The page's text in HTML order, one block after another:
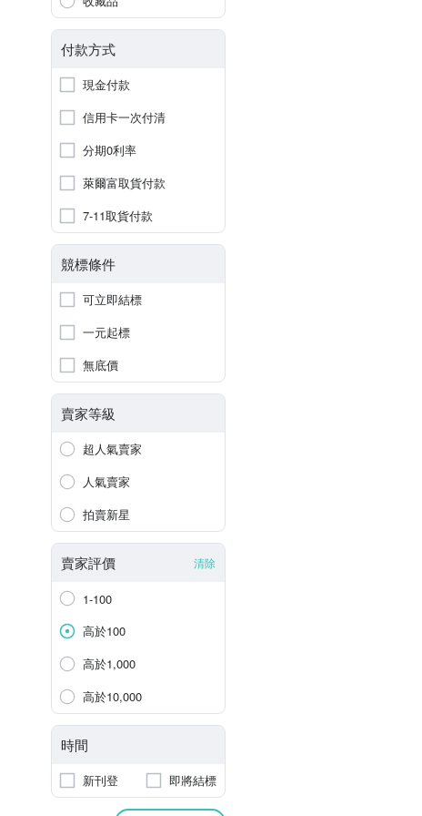
付款方式
現金付款
信用卡一次付清
分期0利率
萊爾富取貨付款
7-11取貨付款
競標條件
可立即結標
一元起標
無底價
賣家等級
超人氣賣家
人氣賣家
拍賣新星
賣家評價 清除
1-100
高於100
高於1,000
高於10,000
時間
新刊登 即將結標